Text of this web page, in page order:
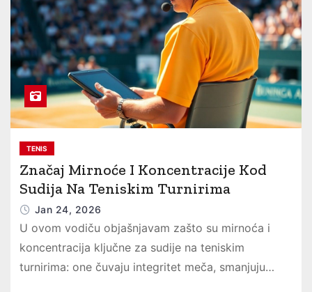
TENIS
Značaj Mirnoće I Koncentracije Kod
Sudija Na Teniskim Turnirima
Jan 24, 2026
U ovom vodiču objašnjavam zašto su mirnoća i
koncentracija ključne za sudije na teniskim
turnirima: one čuvaju integritet meča, smanjuju…